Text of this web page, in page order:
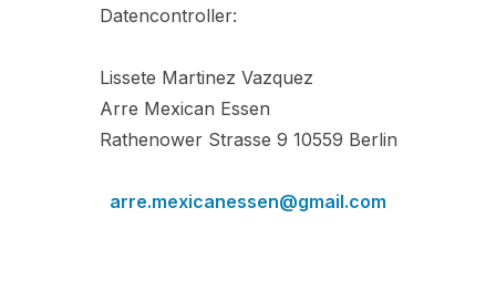
Datencontroller:
Lissete Martinez Vazquez
Arre Mexican Essen
Rathenower Strasse 9 10559 Berlin
arre.mexicanessen@gmail.com